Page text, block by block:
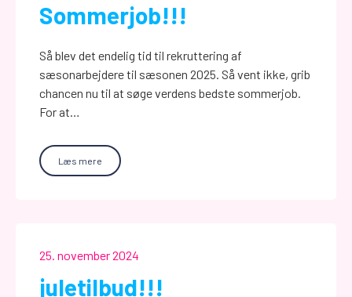
Sommerjob!!!
Så blev det endelig tid til rekruttering af
sæsonarbejdere til sæsonen 2025. Så vent ikke, grib
chancen nu til at søge verdens bedste sommerjob.
For at…
Læs mere
25. november 2024
juletilbud!!!